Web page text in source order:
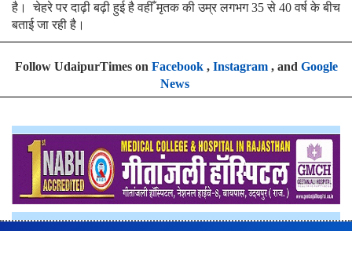
है। चेहरे पर दाढ़ी बढ़ी हुई है वहीँ मृतक की उम्र लगभग 35 से 40 वर्ष के बीच
बताई जा रही है।
Follow UdaipurTimes on Facebook, Instagram, and Google
News